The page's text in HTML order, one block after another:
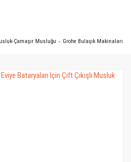
Çamaşır Musluğu Grohe Bulaşık Makinaları